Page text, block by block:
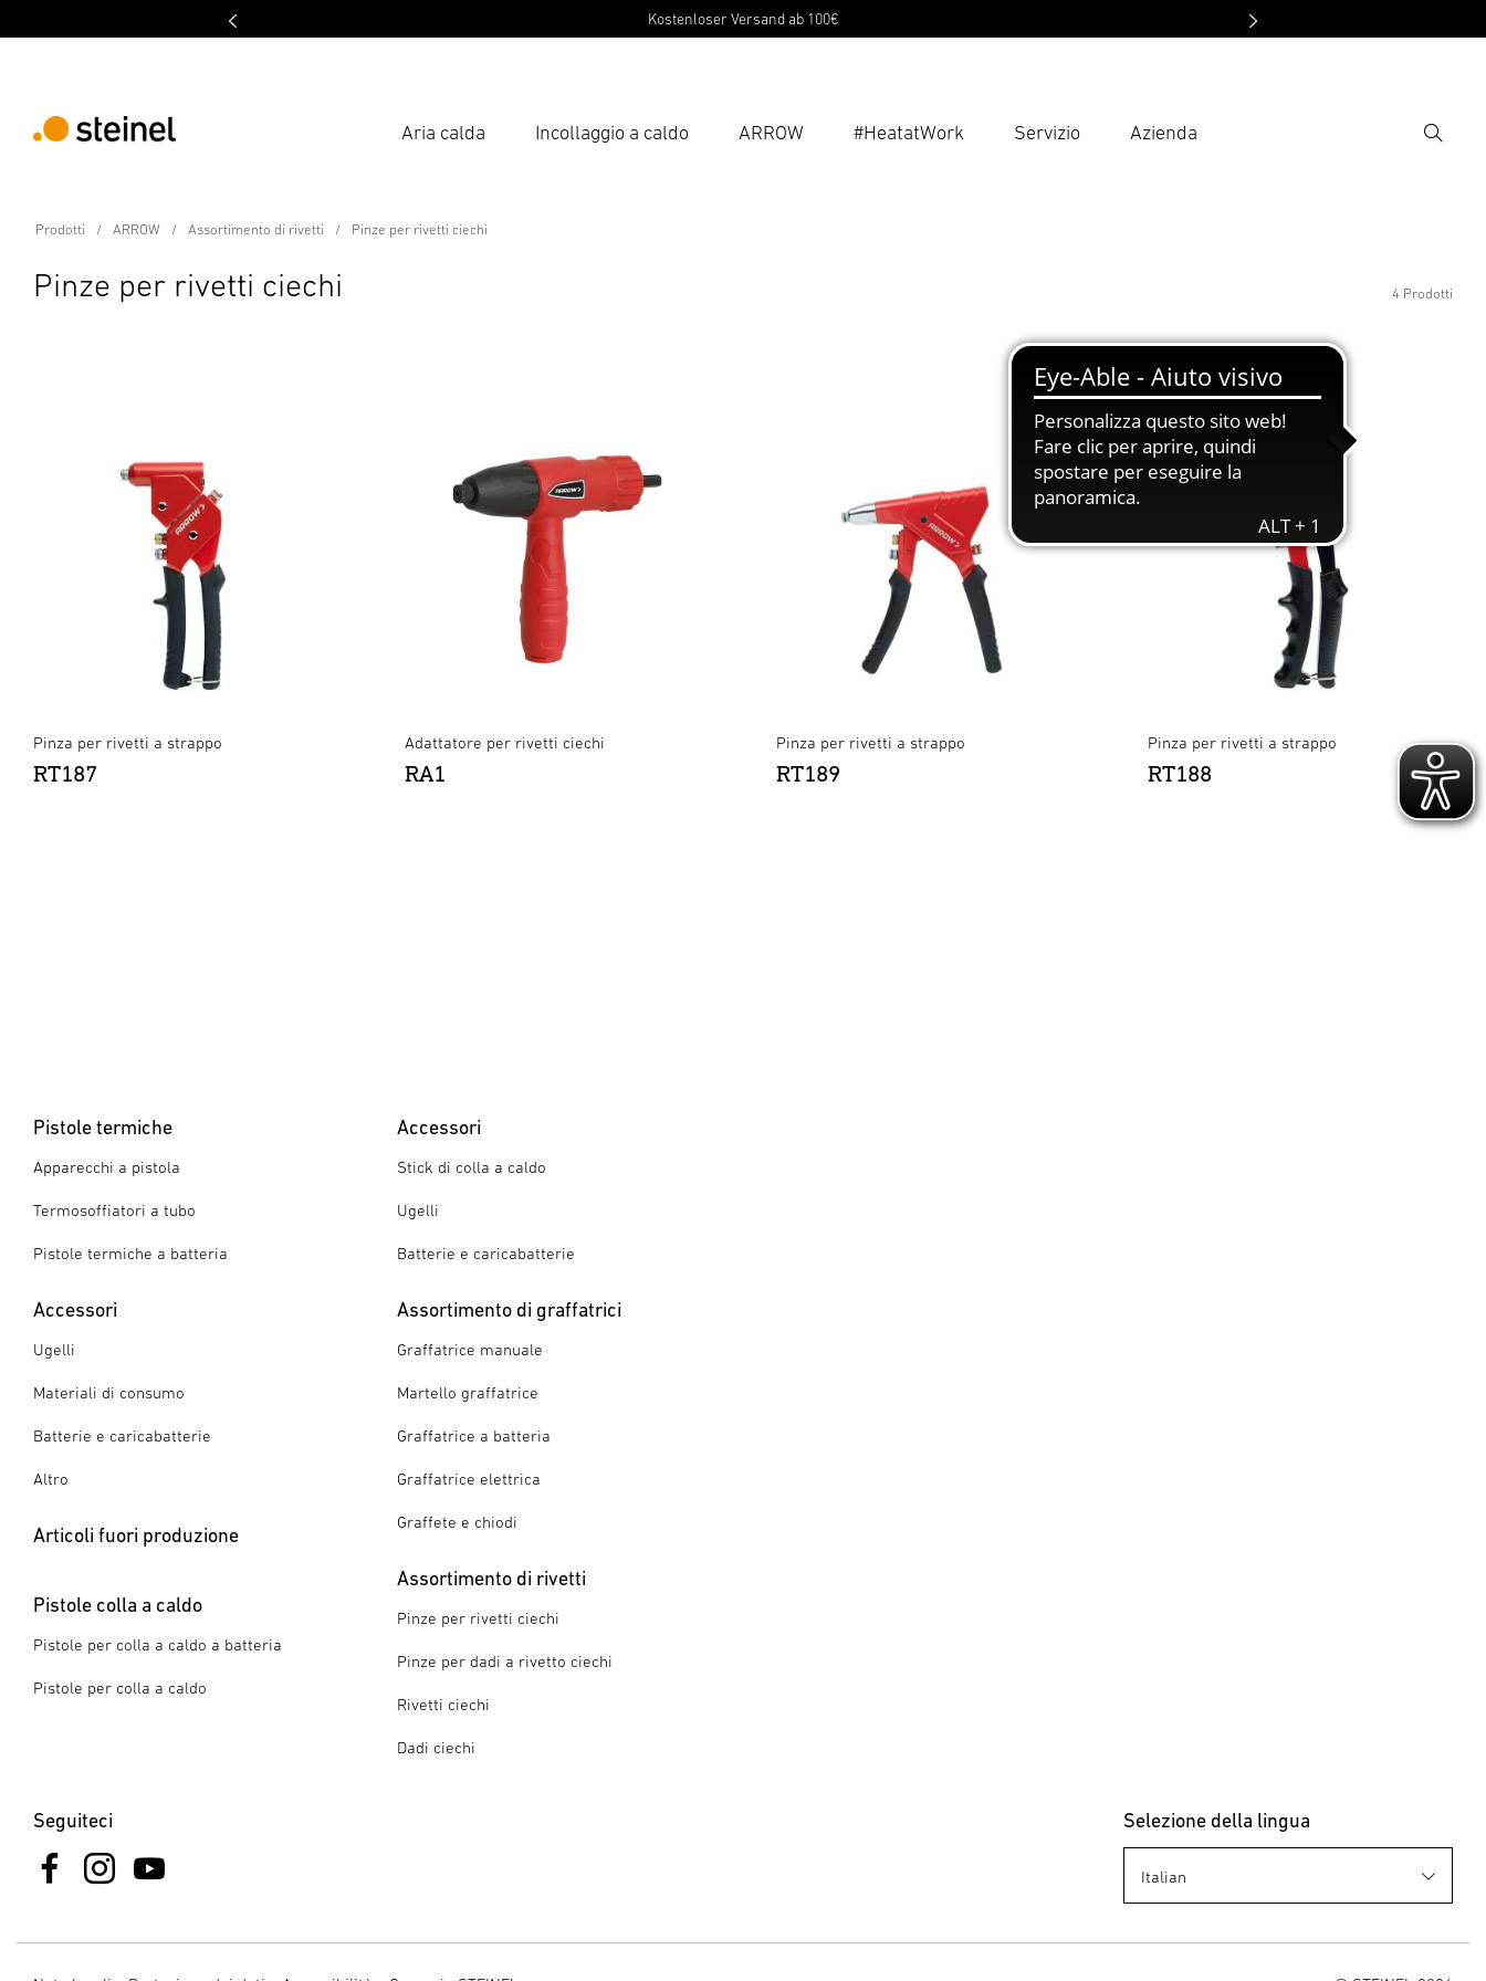
Kostenloser Versand ab 100€
Aria calda Incollaggio a caldo ARROW #HeatatWork Servizio Azienda
Ricerca
Prodotti ARROW Assortimento di rivetti Pinze per rivetti ciechi
Pinze per rivetti ciechi 4 Prodotti
Pinza per rivetti a strappo
RT187
Adattatore per rivetti ciechi
RA1
Pinza per rivetti a strappo
RT189
Pinza per rivetti a strappo
RT188
Pistole termiche
Apparecchi a pistola
Termosoffiatori a tubo
Pistole termiche a batteria
Accessori
Ugelli
Materiali di consumo
Batterie e caricabatterie
Altro
Articoli fuori produzione
Pistole colla a caldo
Pistole per colla a caldo a batteria
Pistole per colla a caldo
Accessori
Stick di colla a caldo
Ugelli
Batterie e caricabatterie
Assortimento di graffatrici
Graffatrice manuale
Martello graffatrice
Graffatrice a batteria
Graffatrice elettrica
Graffete e chiodi
Assortimento di rivetti
Pinze per rivetti ciechi
Pinze per dadi a rivetto ciechi
Rivetti ciechi
Dadi ciechi
Seguiteci Selezione della lingua